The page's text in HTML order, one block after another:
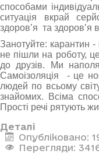
способами
ситуація вкрай
здоров’я та здоров’я
Занотуйте: карантин
не пішли на роботу,
до друзів. Ми
Самоізоляція - це
людей по всьому
знайомих. Всіма
Прості речі рятують
Деталі
Опубліковано:
Перегляди: